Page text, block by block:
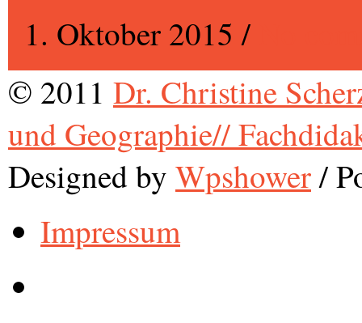
1. Oktober 2015 /
© 2011 Dr. Christine
und Geographie//
Designed by Wpshower/
Impressum